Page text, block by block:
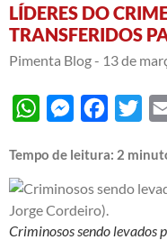
LÍDERES DO
TRANSFERIDOS
Pimenta Blog - 13 de
WhatsAppMessengerFacebook
Tempo de leitura: 2
Criminosos sendo levados